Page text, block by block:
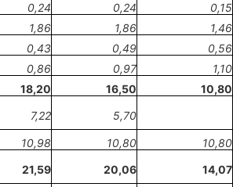
0,24 0,24
0,15
1,86 1,86
1,46
0,43 0,49
0,56
0,86 0,97
1,10
18,20 16,50
10,80
7,22 5,70
10,98 10,80 10,80
21,59 20,06 14,07